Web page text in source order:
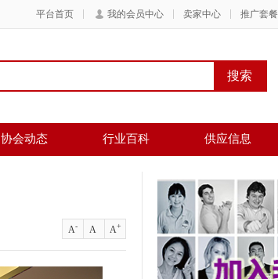
平台首页 我的会员中心 卖家中心 推广套餐
协会动态 行业百科 供应信息
A- A A+